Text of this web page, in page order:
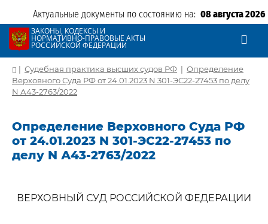
Актуальные документы по состоянию на: 08 августа 2026
ЗАКОНЫ, КОДЕКСЫ И
НОРМАТИВНО-ПРАВОВЫЕ АКТЫ
РОССИЙСКОЙ ФЕДЕРАЦИИ
| Судебная практика высших судов РФ | Определение
Верховного Суда РФ от 24.01.2023 N 301-ЭС22-27453 по делу
N А43-2763/2022
Определение Верховного Суда РФ
от 24.01.2023 N 301-ЭС22-27453 по
делу N А43-2763/2022
ВЕРХОВНЫЙ СУД РОССИЙСКОЙ ФЕДЕРАЦИИ